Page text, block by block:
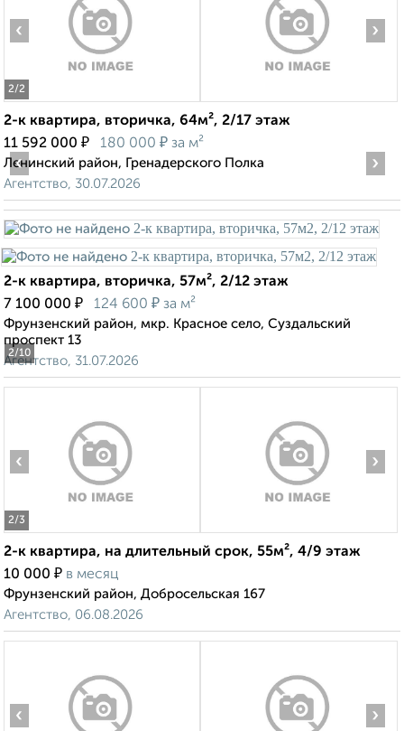
2/2
‹ ›
2-к квартира, вторичка, 64м², 2/17 этаж
11 592 000 ₽ 180 000 ₽ за м²
Ленинский район, Гренадерского Полка
Агентство, 30.07.2026
2/10
‹ ›
2-к квартира, вторичка, 57м², 2/12 этаж
7 100 000 ₽ 124 600 ₽ за м²
Фрунзенский район, мкр. Красное село, Суздальский
проспект 13
Агентство, 31.07.2026
2/3
‹ ›
2-к квартира, на длительный срок, 55м², 4/9 этаж
10 000 ₽ в месяц
Фрунзенский район, Добросельская 167
Агентство, 06.08.2026
‹ ›